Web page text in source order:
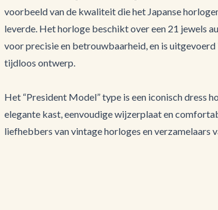
voorbeeld van de kwaliteit die het Japanse
leverde. Het horloge beschikt over een 21 jewels
voor precisie en betrouwbaarheid, en is
tijdloos ontwerp.
Het “President Model” type is een iconisch dress
elegante kast, eenvoudige wijzerplaat en
liefhebbers van vintage horloges en verzamelaars